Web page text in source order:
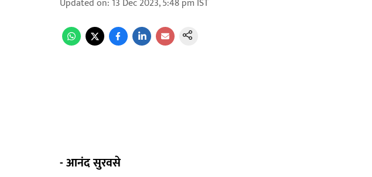
Updated on: 13 Dec 2023, 5:48 pm IST
- आनंद सुरवसे